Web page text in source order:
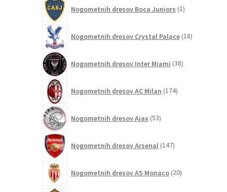
Nogometnih dresov Boca Juniors 1izdelek
Nogometnih dresov Crystal Palace 18izdelkov
Nogometnih dresov Inter Miami 38izdelkov
Nogometnih dresov AC Milan 174izdelkov
Nogometnih dresov Ajax 53izdelkov
Nogometnih dresov Arsenal 147izdelkov
Nogometnih dresov AS Monaco 20izdelkov